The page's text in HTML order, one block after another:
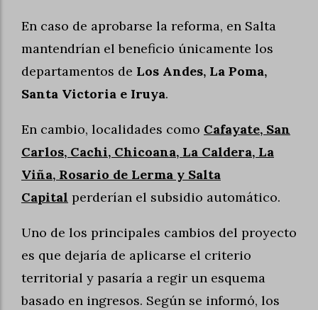
En caso de aprobarse la reforma, en Salta
mantendrían el beneficio únicamente los
departamentos de Los Andes, La Poma,
Santa Victoria e Iruya.
En cambio, localidades como Cafayate, San
Carlos, Cachi, Chicoana, La Caldera, La
Viña, Rosario de Lerma y Salta
Capital perderían el subsidio automático.
Uno de los principales cambios del proyecto
es que dejaría de aplicarse el criterio
territorial y pasaría a regir un esquema
basado en ingresos. Según se informó, los